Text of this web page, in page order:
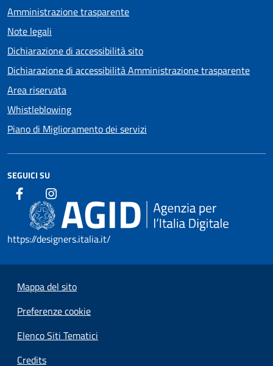
Amministrazione trasparente
Note legali
Dichiarazione di accessibilità sito
Dichiarazione di accessibilità Amministrazione trasparente
Area riservata
Whistleblowing
Piano di Miglioramento dei servizi
SEGUICI SU
https://designers.italia.it/
Mappa del sito
Preferenze cookie
Elenco Siti Tematici
Credits